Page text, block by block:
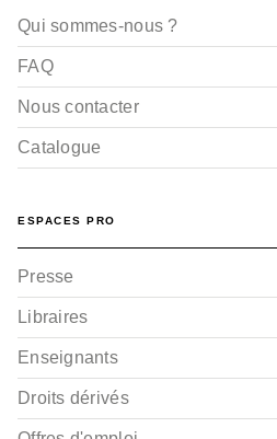
Qui sommes-nous ?
FAQ
Nous contacter
Catalogue
ESPACES PRO
Presse
Libraires
Enseignants
Droits dérivés